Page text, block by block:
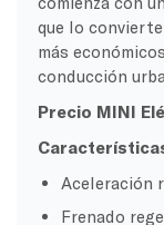
que lo
más
conducción
Precio MINI
Aceleración
Frenado